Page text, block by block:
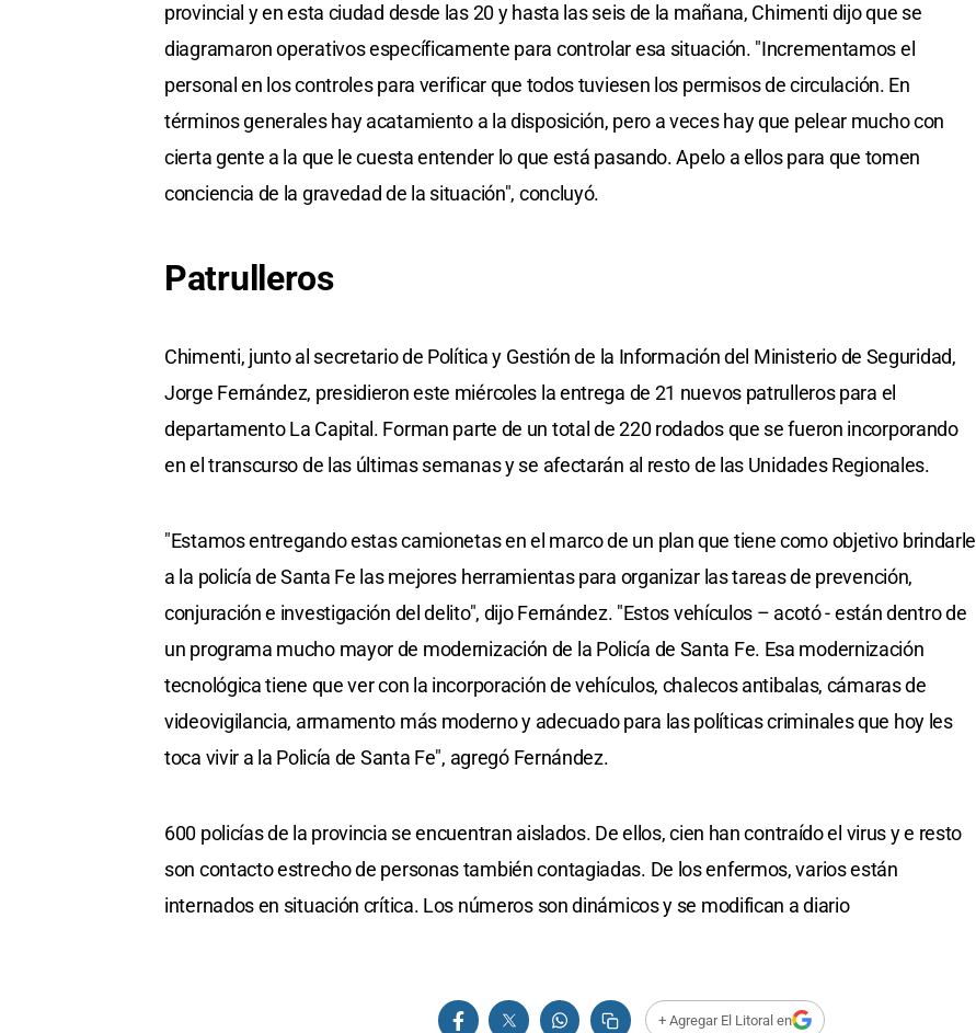
provincial y en esta ciudad desde las 20 y hasta las seis de la mañana, Chimenti dijo que se
diagramaron operativos específicamente para controlar esa situación. "Incrementamos el
personal en los controles para verificar que todos tuviesen los permisos de circulación. En
términos generales hay acatamiento a la disposición, pero a veces hay que pelear mucho con
cierta gente a la que le cuesta entender lo que está pasando. Apelo a ellos para que tomen
conciencia de la gravedad de la situación", concluyó.
Patrulleros
Chimenti, junto al secretario de Política y Gestión de la Información del Ministerio de Seguridad,
Jorge Fernández, presidieron este miércoles la entrega de 21 nuevos patrulleros para el
departamento La Capital. Forman parte de un total de 220 rodados que se fueron incorporando
en el transcurso de las últimas semanas y se afectarán al resto de las Unidades Regionales.
"Estamos entregando estas camionetas en el marco de un plan que tiene como objetivo brindarle
a la policía de Santa Fe las mejores herramientas para organizar las tareas de prevención,
conjuración e investigación del delito", dijo Fernández. "Estos vehículos – acotó - están dentro de
un programa mucho mayor de modernización de la Policía de Santa Fe. Esa modernización
tecnológica tiene que ver con la incorporación de vehículos, chalecos antibalas, cámaras de
videovigilancia, armamento más moderno y adecuado para las políticas criminales que hoy les
toca vivir a la Policía de Santa Fe", agregó Fernández.
600 policías de la provincia se encuentran aislados. De ellos, cien han contraído el virus y e resto
son contacto estrecho de personas también contagiadas. De los enfermos, varios están
internados en situación crítica. Los números son dinámicos y se modifican a diario
+ Agregar El Litoral en